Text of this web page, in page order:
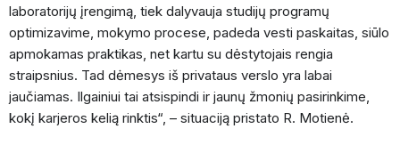
laboratorijų įrengimą, tiek dalyvauja studijų programų
optimizavime, mokymo procese, padeda vesti paskaitas, siūlo
apmokamas praktikas, net kartu su dėstytojais rengia
straipsnius. Tad dėmesys iš privataus verslo yra labai
jaučiamas. Ilgainiui tai atsispindi ir jaunų žmonių pasirinkime,
kokį karjeros kelią rinktis“, – situaciją pristato R. Motienė.